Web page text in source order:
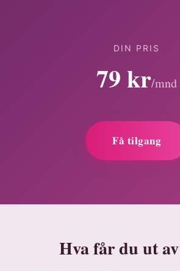
DIN PRIS
79 kr/mnd
Få tilgang
Hva får du ut